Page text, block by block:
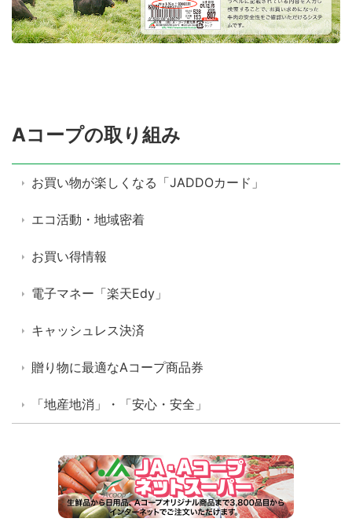
Aコープの取り組み
お買い物が楽しくなる「JADDOカード」
エコ活動・地域密着
お買い得情報
電子マネー「楽天Edy」
キャッシュレス決済
贈り物に最適なAコープ商品券
「地産地消」・「安心・安全」